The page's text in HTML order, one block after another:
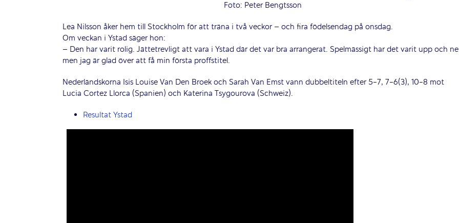
Foto: Peter Bengtsson
Lea Nilsson åker hem till Stockholm för att träna i två veckor – och fira födelsendag på onsdag.
Om veckan i Ystad säger hon:
– Den har varit rolig. Jättetrevligt att vara i Ystad där det var bra arrangerat. Spelmässigt har det varit upp och
men jag är glad över att få min första proffstitel.
Nederländskorna Isis Louise Van Den Broek och Sarah Van Emst vann dubbeltiteln efter 5-7, 7-6(3), 10-8 mot
Lucia Cortez Llorca (Spanien) och Katerina Tsygourova (Schweiz).
Resultat Ystad